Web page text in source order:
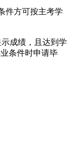
件方可按主考学
成绩，且达到学
条件时申请毕